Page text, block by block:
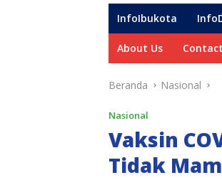
InfoIbukota
About Us Contact
Beranda Nasional
Nasional
Vaksin
Tidak